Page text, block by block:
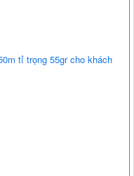
tỉ trọng 55gr cho khách